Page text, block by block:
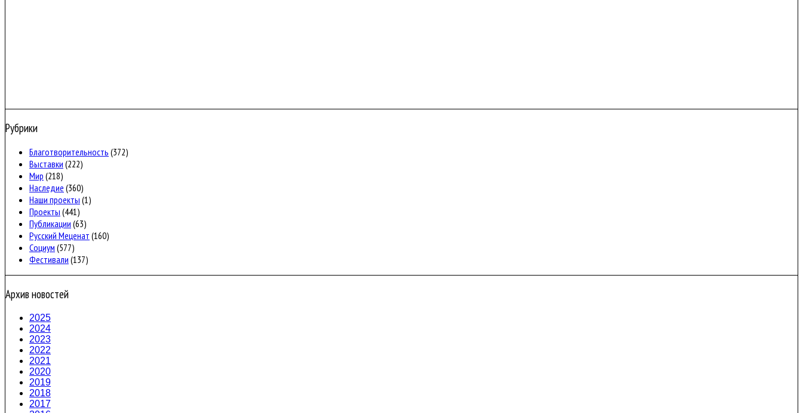
Рубрики
Благотворительность (372)
Выставки (222)
Мир (218)
Наследие (360)
Наши проекты (1)
Проекты (441)
Публикации (63)
Русский Меценат (160)
Социум (577)
Фестивали (137)
Архив новостей
2025
2024
2023
2022
2021
2020
2019
2018
2017